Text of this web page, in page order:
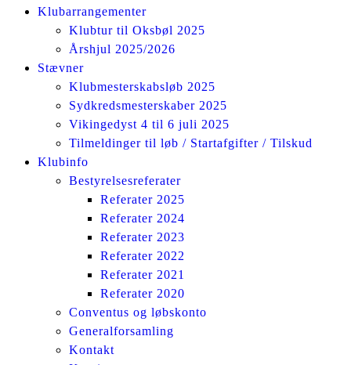
Klubarrangementer
Klubtur til Oksbøl 2025
Årshjul 2025/2026
Stævner
Klubmesterskabsløb 2025
Sydkredsmesterskaber 2025
Vikingedyst 4 til 6 juli 2025
Tilmeldinger til løb / Startafgifter / Tilskud
Klubinfo
Bestyrelsesreferater
Referater 2025
Referater 2024
Referater 2023
Referater 2022
Referater 2021
Referater 2020
Conventus og løbskonto
Generalforsamling
Kontakt